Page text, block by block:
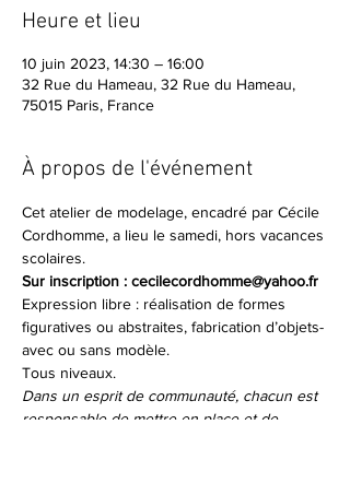
Heure et lieu
10 juin 2023, 14:30 – 16:00
32 Rue du Hameau, 32 Rue du Hameau,
75015 Paris, France
À propos de l'événement
Cet atelier de modelage, encadré par Cécile
Cordhomme, a lieu le samedi, hors vacances
scolaires.
Sur inscription : cecilecordhomme@yahoo.fr
Expression libre : réalisation de formes
figuratives ou abstraites, fabrication d’objets-
avec ou sans modèle.
Tous niveaux.
Dans un esprit de communauté, chacun est
responsable de mettre en place et de